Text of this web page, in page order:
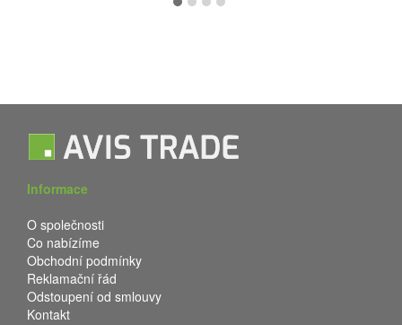
Informace
O společnosti
Co nabízíme
Obchodní podmínky
Reklamační řád
Odstoupení od smlouvy
Kontakt